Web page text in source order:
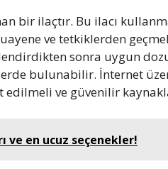
bir ilaçtır. Bu ilacı
ve tetkiklerden
sonra uygun
bulunabilir. İnternet
edilmeli ve güvenilir
ve en ucuz seçenekler!